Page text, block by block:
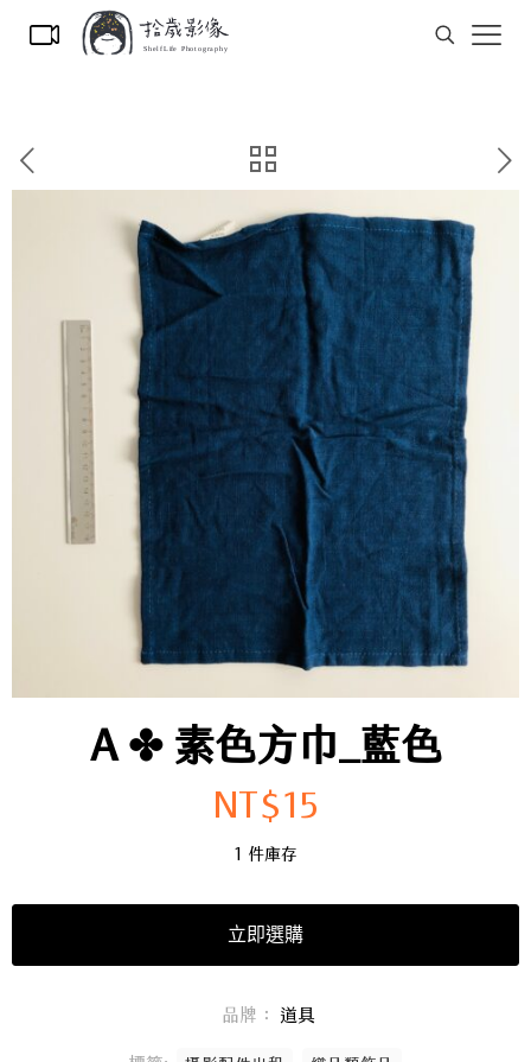
A ✤ 素色方巾_藍色
NT$15
1 件庫存
立即選購
品牌： 道具